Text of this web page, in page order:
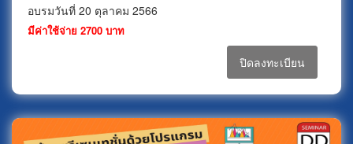
อบรมวันที่ 20 ตุลาคม 2566
มีค่าใช้จ่าย 2700 บาท
ปิดลงทะเบียน